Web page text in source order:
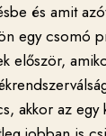
és amit
egy csomó
először,
akkor az